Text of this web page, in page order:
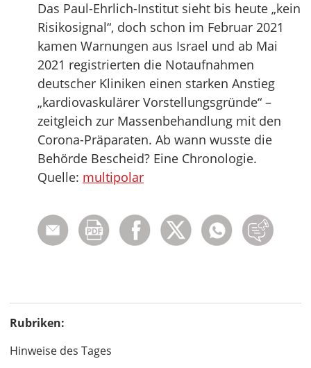
Das Paul-Ehrlich-Institut sieht bis heute „kein
Risikosignal“, doch schon im Februar 2021
kamen Warnungen aus Israel und ab Mai
2021 registrierten die Notaufnahmen
deutscher Kliniken einen starken Anstieg
„kardiovaskulärer Vorstellungsgründe“ –
zeitgleich zur Massenbehandlung mit den
Corona-Präparaten. Ab wann wusste die
Behörde Bescheid? Eine Chronologie.
Quelle: multipolar
Rubriken:
Hinweise des Tages